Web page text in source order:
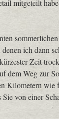
mitgeteilt
ich dann
Zeit
dem Weg zur
Kilometern
von einer